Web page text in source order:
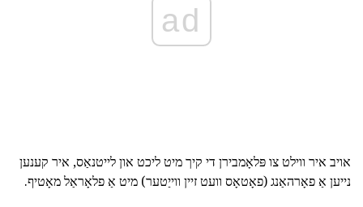
ad
אויב איר ווילט צו פּלאָמבירן די קיך מיט ליכט און לייטנאַס, איר קענען
נייען אַ פאָרהאַנג (פאָטאָס וועט זיין ווייַטער) מיט אַ פלאָראַל מאָטיף.